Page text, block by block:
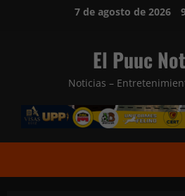
7 de agosto de 2026
El Puuc
Noticias –